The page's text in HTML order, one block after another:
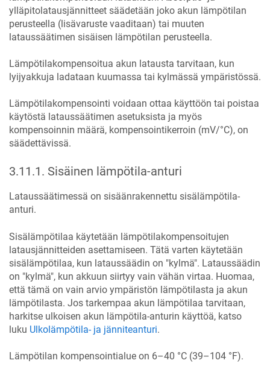
ylläpitolatausjännitteet säädetään joko akun lämpötilan
perusteella (lisävaruste vaaditaan) tai muuten
lataussäätimen sisäisen lämpötilan perusteella.
Lämpötilakompensoitua akun latausta tarvitaan, kun
lyijyakkuja ladataan kuumassa tai kylmässä ympäristössä.
Lämpötilakompensointi voidaan ottaa käyttöön tai poistaa
käytöstä lataussäätimen asetuksista ja myös
kompensoinnin määrä, kompensointikerroin (mV/°C), on
säädettävissä.
3.11.1 . Sisäinen lämpötila-anturi
Lataussäätimessä on sisäänrakennettu sisälämpötila-
anturi.
Sisälämpötilaa käytetään lämpötilakompensoitujen
latausjännitteiden asettamiseen. Tätä varten käytetään
sisälämpötilaa, kun lataussäädin on "kylmä". Lataussäädin
on "kylmä", kun akkuun siirtyy vain vähän virtaa. Huomaa,
että tämä on vain arvio ympäristön lämpötilasta ja akun
lämpötilasta. Jos tarkempaa akun lämpötilaa tarvitaan,
harkitse ulkoisen akun lämpötila-anturin käyttöä, katso
luku Ulkolämpötila- ja jänniteanturi.
Lämpötilan kompensointialue on 6–40 °C (39–104 °F).